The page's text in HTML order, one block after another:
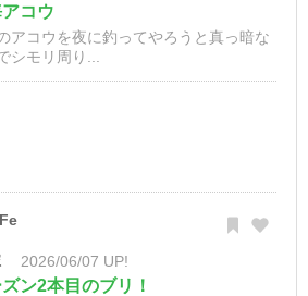
コウ
アコウを夜に釣ってやろうと真っ暗な
シモリ周り...
2026/06/07 UP!
ン2本目のブリ！